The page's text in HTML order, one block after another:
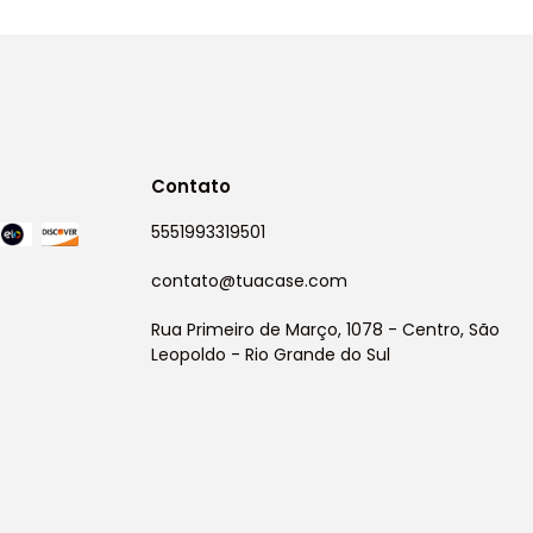
Contato
5551993319501
contato@tuacase.com
Rua Primeiro de Março, 1078 - Centro, São
Leopoldo - Rio Grande do Sul